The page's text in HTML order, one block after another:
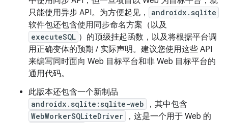
只能使用异步 API。为方便起见，
androidx.sqlite
软件包还包含使用同步命名方案（以及
executeSQL ）的顶级挂起函数，以及将根据平台调
用正确变体的预期 / 实际声明。建议您使用这些 API
来编写同时面向 Web 目标平台和非 Web 目标平台的
通用代码。
此版本还包含一个新制品
androidx.sqlite:sqlite-web ，其中包含
WebWorkerSQLiteDriver ，这是一个用于 Web 的